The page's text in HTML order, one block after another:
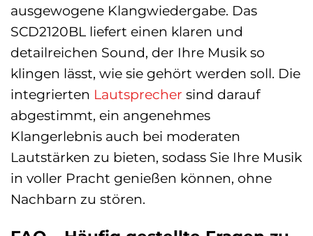
ausgewogene Klangwiedergabe. Das
SCD2120BL liefert einen klaren und
detailreichen Sound, der Ihre Musik so
klingen lässt, wie sie gehört werden soll. Die
integrierten Lautsprecher sind darauf
abgestimmt, ein angenehmes
Klangerlebnis auch bei moderaten
Lautstärken zu bieten, sodass Sie Ihre Musik
in voller Pracht genießen können, ohne
Nachbarn zu stören.